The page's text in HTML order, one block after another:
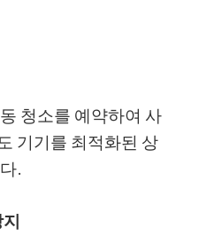
청소를 예약하여 사
기기를 최적화된 상
.